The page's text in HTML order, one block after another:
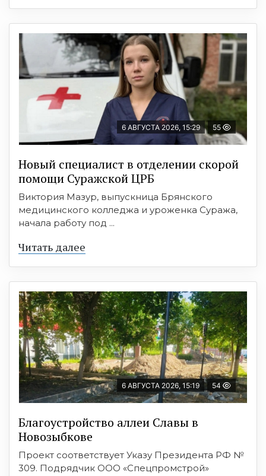
6 АВГУСТА 2026, 15:29 55
Новый специалист в отделении скорой
помощи Суражской ЦРБ
Виктория Мазур, выпускница Брянского
медицинского колледжа и уроженка Суража,
начала работу под ...
Читать далее
6 АВГУСТА 2026, 15:19 54
Благоустройство аллеи Славы в
Новозыбкове
Проект соответствует Указу Президента РФ №
309. Подрядчик ООО «Спецпромстрой»